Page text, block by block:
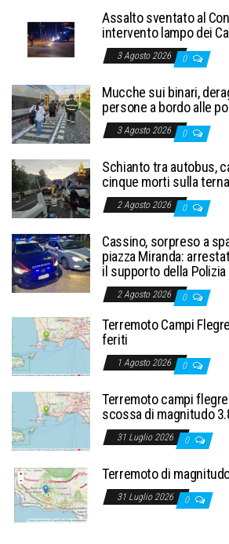
Assalto sventato al
intervento lampo dei
3 Agosto 2026 0
Mucche sui binari,
persone a bordo alle
3 Agosto 2026 0
Schianto tra autobus,
cinque morti sulla
2 Agosto 2026 0
Cassino, sorpreso a
piazza Miranda:
il supporto della Polizia
2 Agosto 2026 0
Terremoto Campi
feriti
1 Agosto 2026 0
Terremoto campi
scossa di magnitudo
31 Luglio 2026 0
Terremoto di
31 Luglio 2026 0